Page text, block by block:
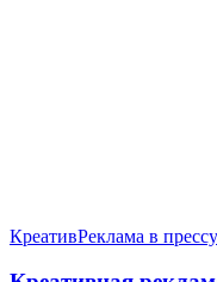
КреативРеклама в прессу